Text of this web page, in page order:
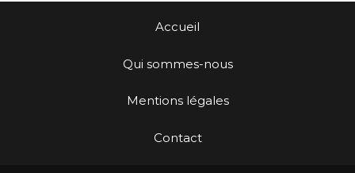
Accueil
Qui sommes-nous
Mentions légales
Contact